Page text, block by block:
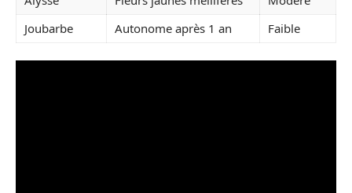
Joubarbe
Autonome après 1 an Faible